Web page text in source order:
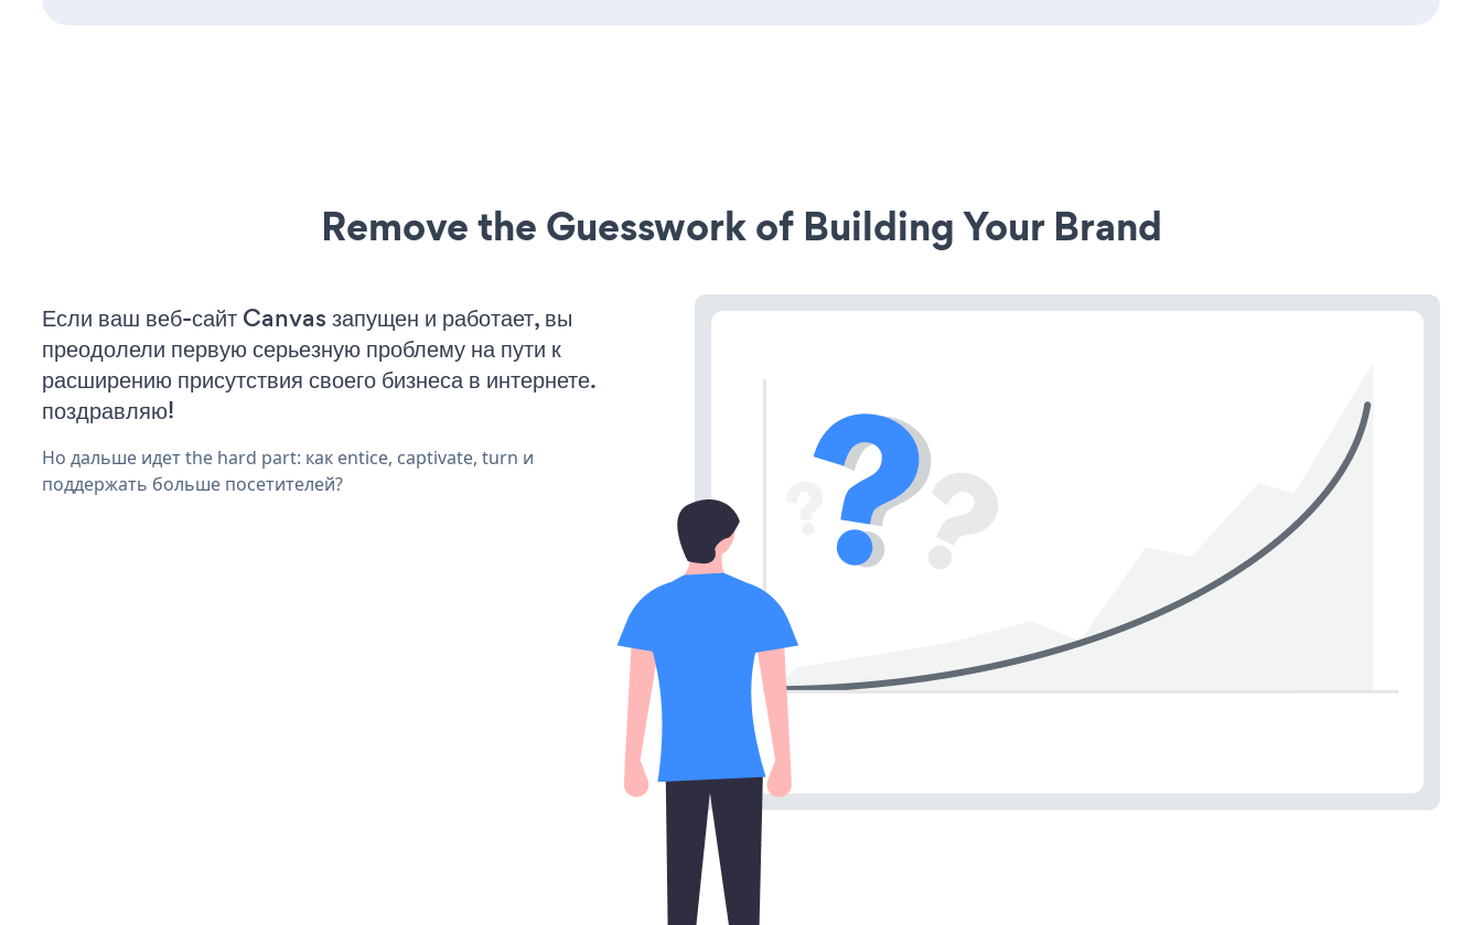
Remove the Guesswork of Building Your Brand
Если ваш веб-сайт Canvas запущен и работает, вы
преодолели первую серьезную проблему на пути к
расширению присутствия своего бизнеса в интернете.
поздравляю!
Но дальше идет the hard part: как entice, captivate, turn и
поддержать больше посетителей?